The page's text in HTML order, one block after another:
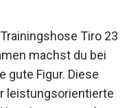
machst du
gute Figur.
für
entwickelt und